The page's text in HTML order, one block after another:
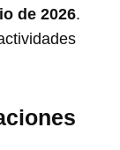
de 2026.